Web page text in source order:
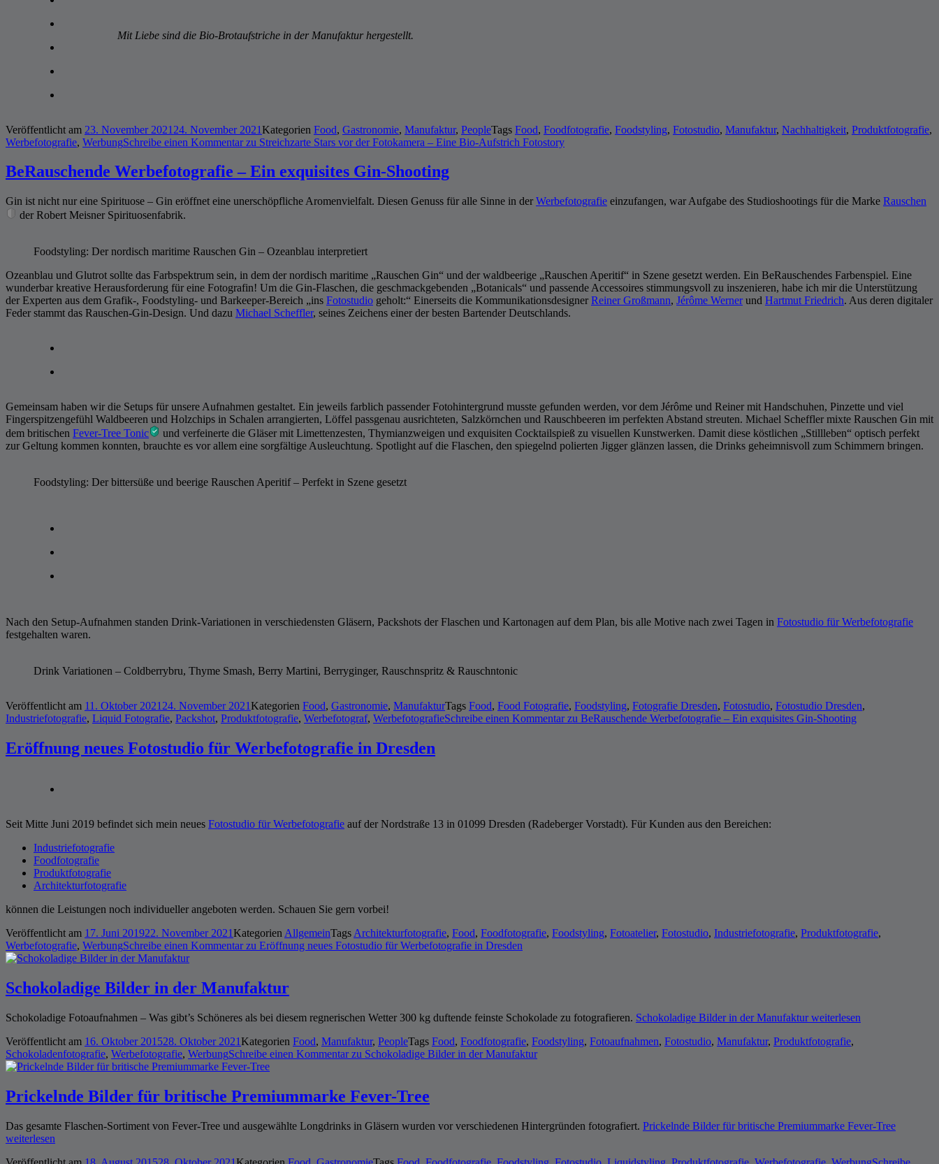
Mit Liebe sind die Bio-Brotaufstriche in der Manufaktur hergestellt.
Veröffentlicht am 23. November 2021 24. November 2021Kategorien Food, Gastronomie, Manufaktur, PeopleTags Food, Foodfotografie, Foodstyling, Fotostudio, Manufaktur, Nachhaltigkeit, Produktfotografie,
Werbefotografie, WerbungSchreibe einen Kommentar zu Streichzarte Stars vor der Fotokamera – Eine Bio-Aufstrich Fotostory
BeRauschende Werbefotografie – Ein exquisites Gin-Shooting
Gin ist nicht nur eine Spirituose – Gin eröffnet eine unerschöpfliche Aromenvielfalt. Diesen Genuss für alle Sinne in der Werbefotografie einzufangen, war Aufgabe des Studioshootings für die Marke Rauschen
der Robert Meisner Spirituosenfabrik.
Foodstyling: Der nordisch maritime Rauschen Gin – Ozeanblau interpretiert
Ozeanblau und Glutrot sollte das Farbspektrum sein, in dem der nordisch maritime „Rauschen Gin“ und der waldbeerige „Rauschen Aperitif“ in Szene gesetzt werden. Ein BeRauschendes Farbenspiel. Eine
wunderbar kreative Herausforderung für eine Fotografin! Um die Gin-Flaschen, die geschmackgebenden „Botanicals“ und passende Accessoires stimmungsvoll zu inszenieren, habe ich mir die Unterstützung
der Experten aus dem Grafik-, Foodstyling- und Barkeeper-Bereich „ins Fotostudio geholt:“ Einerseits die Kommunikationsdesigner Reiner Großmann, Jérôme Werner und Hartmut Friedrich. Aus deren digitaler
Feder stammt das Rauschen-Gin-Design. Und dazu Michael Scheffler, seines Zeichens einer der besten Bartender Deutschlands.
Gemeinsam haben wir die Setups für unsere Aufnahmen gestaltet. Ein jeweils farblich passender Fotohintergrund musste gefunden werden, vor dem Jérôme und Reiner mit Handschuhen, Pinzette und viel
Fingerspitzengefühl Waldbeeren und Holzchips in Schalen arrangierten, Löffel passgenau ausrichteten, Salzkörnchen und Rauschbeeren im perfekten Abstand streuten. Michael Scheffler mixte Rauschen Gin mit
dem britischen Fever-Tree Tonic
und verfeinerte die Gläser mit Limettenzesten, Thymianzweigen und exquisiten Cocktailspieß zu visuellen Kunstwerken. Damit diese köstlichen „Stillleben“ optisch perfekt
zur Geltung kommen konnten, brauchte es vor allem eine sorgfältige Ausleuchtung. Spotlight auf die Flaschen, den spiegelnd polierten Jigger glänzen lassen, die Drinks geheimnisvoll zum Schimmern bringen.
Foodstyling: Der bittersüße und beerige Rauschen Aperitif – Perfekt in Szene gesetzt
Nach den Setup-Aufnahmen standen Drink-Variationen in verschiedensten Gläsern, Packshots der Flaschen und Kartonagen auf dem Plan, bis alle Motive nach zwei Tagen in Fotostudio für Werbefotografie
festgehalten waren.
Drink Variationen – Coldberrybru, Thyme Smash, Berry Martini, Berryginger, Rauschnspritz & Rauschntonic
Veröffentlicht am 11. Oktober 2021 24. November 2021Kategorien Food, Gastronomie, ManufakturTags Food, Food Fotografie, Foodstyling, Fotografie Dresden, Fotostudio, Fotostudio Dresden,
Industriefotografie, Liquid Fotografie, Packshot, Produktfotografie, Werbefotograf, WerbefotografieSchreibe einen Kommentar zu BeRauschende Werbefotografie – Ein exquisites Gin-Shooting
Eröffnung neues Fotostudio für Werbefotografie in Dresden
Seit Mitte Juni 2019 befindet sich mein neues Fotostudio für Werbefotografie auf der Nordstraße 13 in 01099 Dresden (Radeberger Vorstadt). Für Kunden aus den Bereichen:
Industriefotografie
Foodfotografie
Produktfotografie
Architekturfotografie
können die Leistungen noch individueller angeboten werden. Schauen Sie gern vorbei!
Veröffentlicht am 17. Juni 201922. November 2021Kategorien AllgemeinTags Architekturfotografie, Food, Foodfotografie, Foodstyling, Fotoatelier, Fotostudio, Industriefotografie, Produktfotografie,
Werbefotografie, WerbungSchreibe einen Kommentar zu Eröffnung neues Fotostudio für Werbefotografie in Dresden
Schokoladige Bilder in der Manufaktur
Schokoladige Fotoaufnahmen – Was gibt’s Schöneres als bei diesem regnerischen Wetter 300 kg duftende feinste Schokolade zu fotografieren. Schokoladige Bilder in der Manufaktur weiterlesen
Veröffentlicht am 16. Oktober 201528. Oktober 2021Kategorien Food, Manufaktur, PeopleTags Food, Foodfotografie, Foodstyling, Fotoaufnahmen, Fotostudio, Manufaktur, Produktfotografie,
Schokoladenfotografie, Werbefotografie, WerbungSchreibe einen Kommentar zu Schokoladige Bilder in der Manufaktur
Prickelnde Bilder für britische Premiummarke Fever-Tree
Das gesamte Flaschen-Sortiment von Fever-Tree und ausgewählte Longdrinks in Gläsern wurden vor verschiedenen Hintergründen fotografiert. Prickelnde Bilder für britische Premiummarke Fever-Tree
weiterlesen